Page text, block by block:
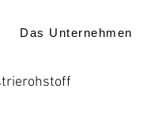
Das Unternehmen